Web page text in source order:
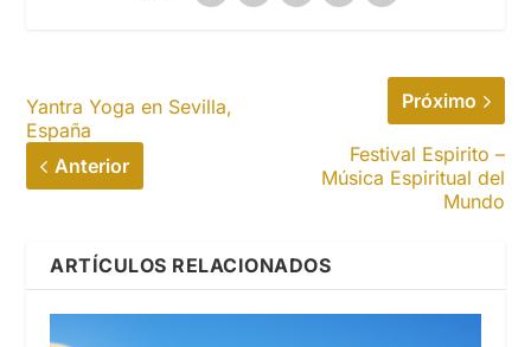
Yantra Yoga en Sevilla,
España
Anterior
Próximo
Festival Espirito –
Música Espiritual del
Mundo
ARTÍCULOS RELACIONADOS